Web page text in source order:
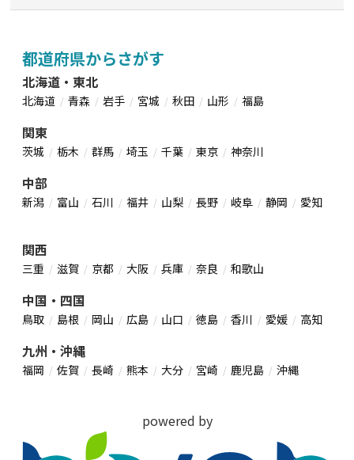
都道府県からさがす
北海道・東北
北海道 青森 岩手 宮城 秋田 山形 福島
関東
茨城 栃木 群馬 埼玉 千葉 東京 神奈川
中部
新潟 富山 石川 福井 山梨 長野 岐阜 静岡 愛知
関西
三重 滋賀 京都 大阪 兵庫 奈良 和歌山
中国・四国
鳥取 島根 岡山 広島 山口 徳島 香川 愛媛 高知
九州・沖縄
福岡 佐賀 長崎 熊本 大分 宮崎 鹿児島 沖縄
powered by